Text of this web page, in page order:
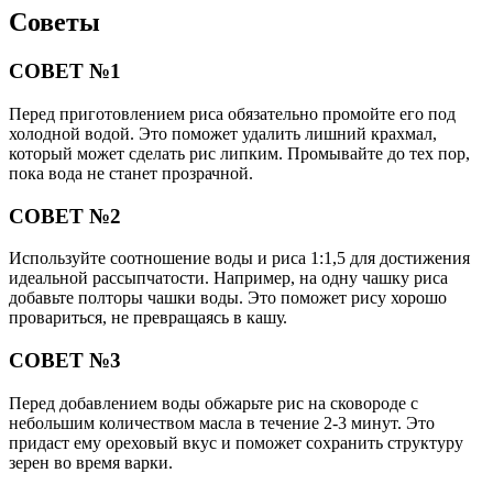
СОВЕТ №3
небольшим количеством масла в течение 2-3 минут. Это
зерен во время варки.
СОВЕТ №4
еще 10 минут. Это позволит ему “дойти” и станет более
перед подачей.
Поделиться
Отправить
Похожие публикации